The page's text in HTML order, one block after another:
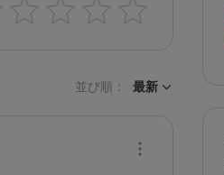
並び順： 最新